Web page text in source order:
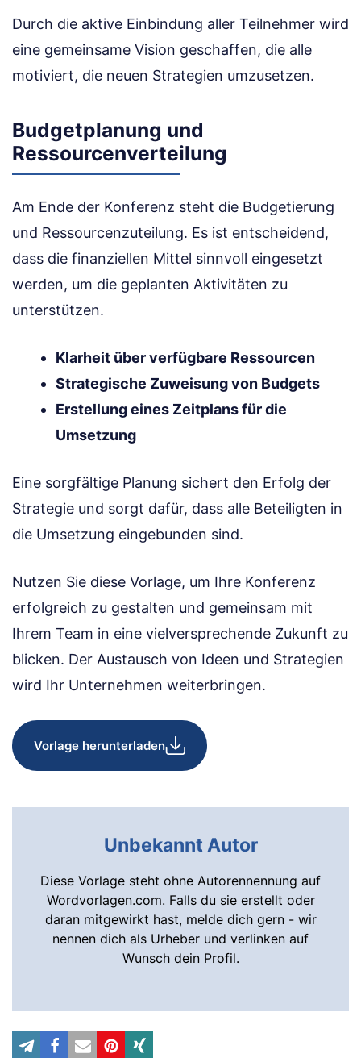
Durch die aktive Einbindung aller Teilnehmer wird
eine gemeinsame Vision geschaffen, die alle
motiviert, die neuen Strategien umzusetzen.
Budgetplanung und
Ressourcenverteilung
Am Ende der Konferenz steht die Budgetierung
und Ressourcenzuteilung. Es ist entscheidend,
dass die finanziellen Mittel sinnvoll eingesetzt
werden, um die geplanten Aktivitäten zu
unterstützen.
Klarheit über verfügbare Ressourcen
Strategische Zuweisung von Budgets
Erstellung eines Zeitplans für die
Umsetzung
Eine sorgfältige Planung sichert den Erfolg der
Strategie und sorgt dafür, dass alle Beteiligten in
die Umsetzung eingebunden sind.
Nutzen Sie diese Vorlage, um Ihre Konferenz
erfolgreich zu gestalten und gemeinsam mit
Ihrem Team in eine vielversprechende Zukunft zu
blicken. Der Austausch von Ideen und Strategien
wird Ihr Unternehmen weiterbringen.
Vorlage herunterladen
Unbekannt Autor
Diese Vorlage steht ohne Autorennennung auf
Wordvorlagen.com. Falls du sie erstellt oder
daran mitgewirkt hast, melde dich gern - wir
nennen dich als Urheber und verlinken auf
Wunsch dein Profil.